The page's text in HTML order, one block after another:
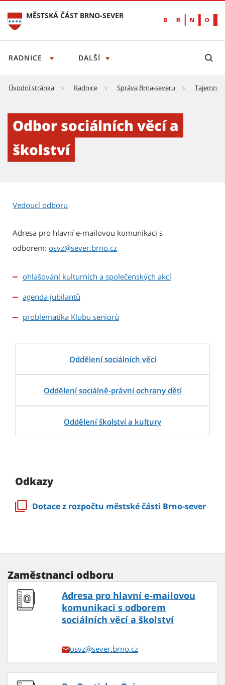
MĚSTSKÁ ČÁST BRNO-SEVER
RADNICE DALŠÍ
Úvodní stránka Radnice Správa Brna-severu Tajemník
Odbor sociálních věcí a
školství
Vedoucí odboru
Adresa pro hlavní e-mailovou komunikaci s
odborem:osvz@sever.brno.cz
ohlašování kulturních a společenských akcí
agenda jubilantů
problematika Klubu seniorů
Oddělení sociálních věcí
Oddělení sociálně-právní ochrany dětí
Oddělení školství a kultury
Odkazy
Dotace z rozpočtu městské části Brno-sever
Zaměstnanci odboru
Adresa pro hlavní e-mailovou
komunikaci s odborem
sociálních věcí a školství
osvz